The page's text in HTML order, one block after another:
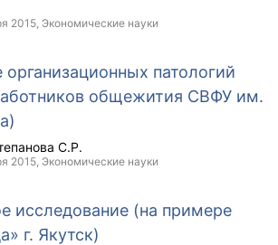
2015, Экономические науки
патологий
общежития СВФУ им.
С.Р.
2015, Экономические науки
исследование (на примере
г. Якутск)